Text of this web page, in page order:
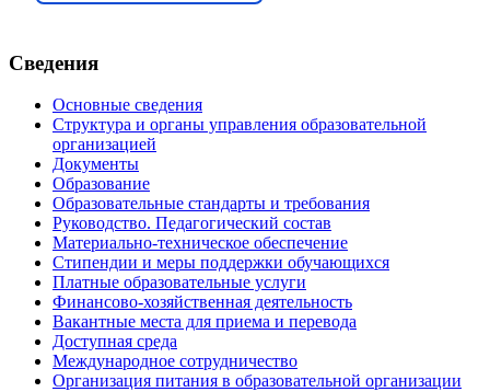
Сведения
Основные сведения
Структура и органы управления образовательной
организацией
Документы
Образование
Образовательные стандарты и требования
Руководство. Педагогический состав
Материально-техническое обеспечение
Стипендии и меры поддержки обучающихся
Платные образовательные услуги
Финансово-хозяйственная деятельность
Вакантные места для приема и перевода
Доступная среда
Международное сотрудничество
Организация питания в образовательной организации